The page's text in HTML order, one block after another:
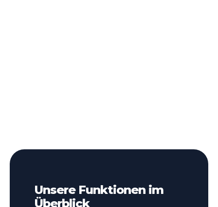
Unsere Funktionen im
Überblick